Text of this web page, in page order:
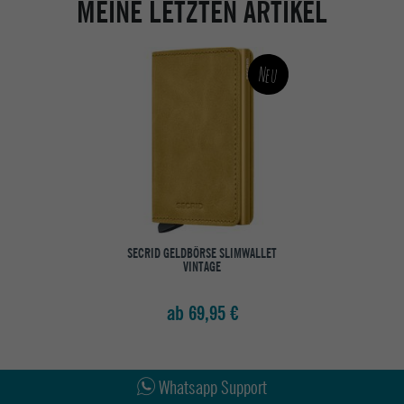
MEINE LETZTEN ARTIKEL
Neu
SECRID GELDBÖRSE SLIMWALLET
VINTAGE
ab 69,95 €
Whatsapp Support